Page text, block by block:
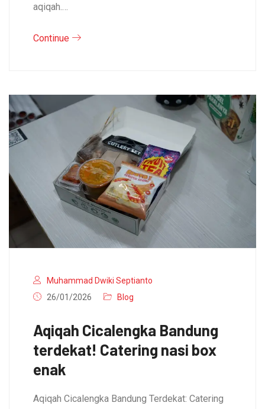
aqiqah.…
Continue
Muhammad Dwiki Septianto
26/01/2026
Blog
Aqiqah Cicalengka Bandung
terdekat! Catering nasi box
enak
Aqiqah Cicalengka Bandung Terdekat: Catering